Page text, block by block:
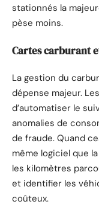
stationnés la
pèse moins.
Cartes carburant
La gestion du
dépense majeur.
d’automatiser le
anomalies de
de fraude. Quand
même logiciel que
les kilomètres
et identifier les
coûteux.